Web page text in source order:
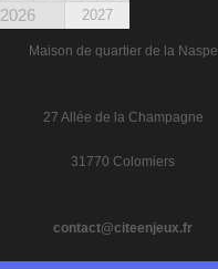
2026 2027
Maison de quartier de la Naspe
27 Allée de la Champagne
31770 Colomiers
contact@citeenjeux.fr